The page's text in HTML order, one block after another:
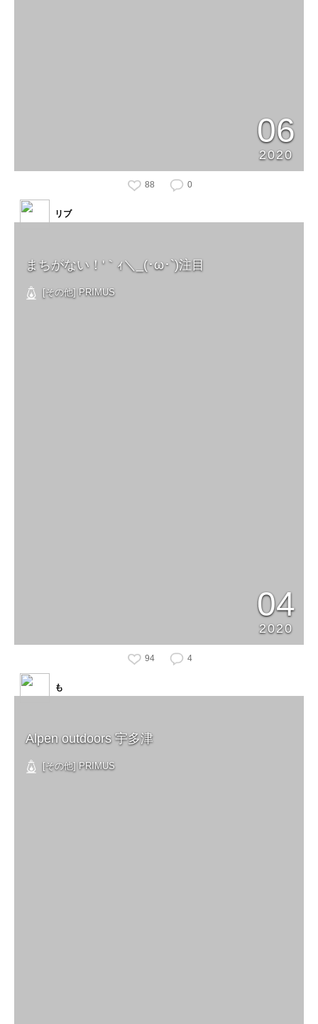
06
2020
88 0
まちがない！'｀ｨ＼_(･ω･`)注目
[その他] PRIMUS
04
2020
リブ
94 4
Alpen outdoors 宇多津
[その他] PRIMUS
も